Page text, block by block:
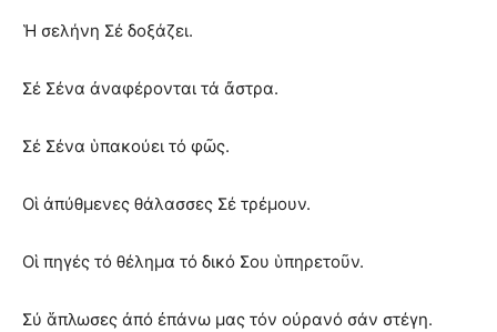
Ἡ σελήνη Σέ δοξάζει.
Σέ Σένα ἀναφέρονται τά ἄστρα.
Σέ Σένα ὑπακούει τό φῶς.
Οἱ ἀπύθμενες θάλασσες Σέ τρέμουν.
Οἱ πηγές τό θέλημα τό δικό Σου ὑπηρετοῦν.
Σύ ἅπλωσες ἀπό ἐπάνω μας τόν οὐρανό σάν στέγη.